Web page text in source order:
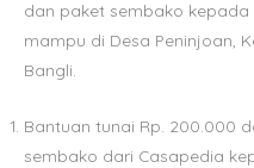
dan paket sembako
mampu di Desa Peninjoan,
Bangli.
Bantuan tunai Rp. 200.000
sembako dari Casapedia